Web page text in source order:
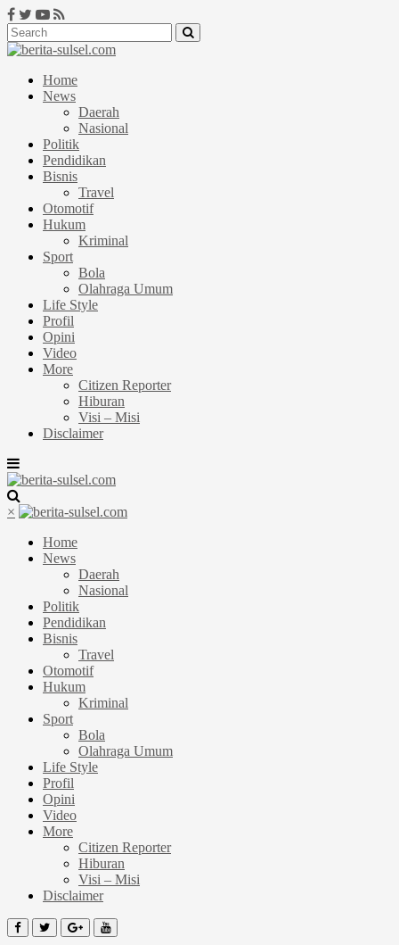
Home
News
Daerah
Nasional
Politik
Pendidikan
Bisnis
Travel
Otomotif
Hukum
Kriminal
Sport
Bola
Olahraga Umum
Life Style
Profil
Opini
Video
More
Citizen Reporter
Hiburan
Visi – Misi
Disclaimer
×
Home
News
Daerah
Nasional
Politik
Pendidikan
Bisnis
Travel
Otomotif
Hukum
Kriminal
Sport
Bola
Olahraga Umum
Life Style
Profil
Opini
Video
More
Citizen Reporter
Hiburan
Visi – Misi
Disclaimer